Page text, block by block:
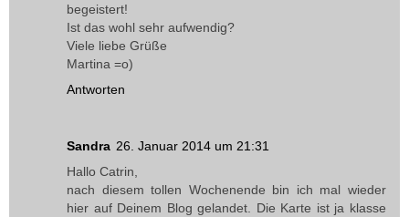
begeistert!
Ist das wohl sehr aufwendig?
Viele liebe Grüße
Martina =o)
Antworten
Sandra 26. Januar 2014 um 21:31
Hallo Catrin,
nach diesem tollen Wochenende bin ich mal wieder
hier auf Deinem Blog gelandet. Die Karte ist ja klasse